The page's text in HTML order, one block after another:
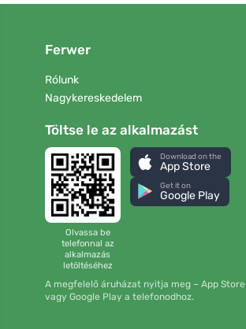
Ferwer
Rólunk
Nagykereskedelem
Töltse le az alkalmazást
Olvassa be
telefonnal az
alkalmazás
letöltéséhez
Download on the
App Store
Get it on
Google Play
A megfelelő áruházat nyitja meg – App Store
vagy Google Play a telefonodhoz.